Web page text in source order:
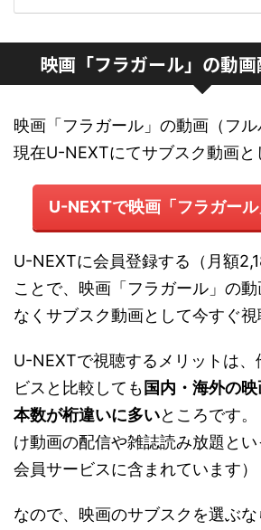
映画「フラガール」の動
映画「フラガール」の動画（フル
現在U-NEXTにてサブスク動画と
U-NEXTで映画「フラガー
U-NEXTに会員登録する（月額
ことで、映画「フラガール」の
なくサブスク動画として今すぐ視
U-NEXTで視聴するメリットは、
ビスと比較しても国内・海外の
本数が桁違いに多いところです
け動画の配信や雑誌読み放題と
会員サービスに含まれています）
なので、映画のサブスクを選ぶ